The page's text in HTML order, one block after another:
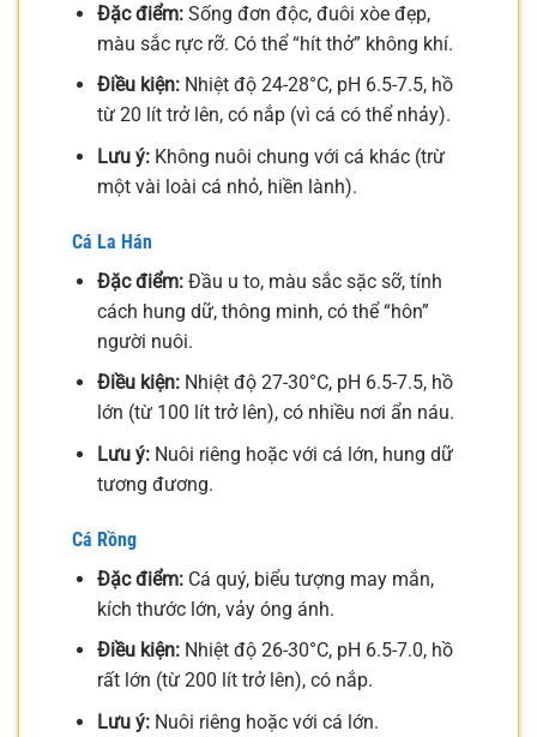
Đặc điểm:Sống đơn độc, đuôi xòe đẹp,
màu sắc rực rỡ. Có thể “hít thở” không khí.
Điều kiện:Nhiệt độ 24-28°C, pH 6.5-7.5, hồ
từ 20 lít trở lên, có nắp (vì cá có thể nhảy).
Lưu ý:Không nuôi chung với cá khác (trừ
một vài loài cá nhỏ, hiền lành).
Cá La Hán
Đặc điểm:Đầu u to, màu sắc sặc sỡ, tính
cách hung dữ, thông minh, có thể “hôn”
người nuôi.
Điều kiện:Nhiệt độ 27-30°C, pH 6.5-7.5, hồ
lớn (từ 100 lít trở lên), có nhiều nơi ẩn náu.
Lưu ý:Nuôi riêng hoặc với cá lớn, hung dữ
tương đương.
Cá Rồng
Đặc điểm:Cá quý, biểu tượng may mắn,
kích thước lớn, vảy óng ánh.
Điều kiện:Nhiệt độ 26-30°C, pH 6.5-7.0, hồ
rất lớn (từ 200 lít trở lên), có nắp.
Lưu ý:Nuôi riêng hoặc với cá lớn.